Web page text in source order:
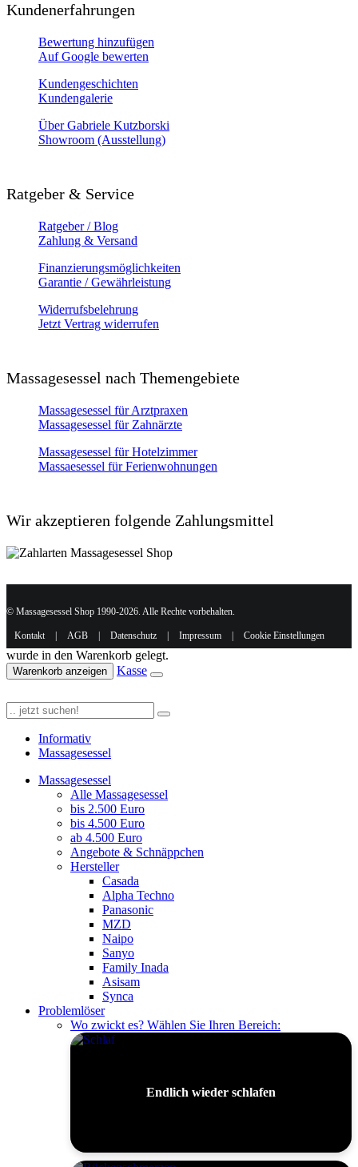
Kundenerfahrungen
Bewertung hinzufügen
Auf Google bewerten
Kundengeschichten
Kundengalerie
Über Gabriele Kutzborski
Showroom (Ausstellung)
Ratgeber & Service
Ratgeber / Blog
Zahlung & Versand
Finanzierungsmöglichkeiten
Garantie / Gewährleistung
Widerrufsbelehrung
Jetzt Vertrag widerrufen
Massagesessel nach Themengebiete
Massagesessel für Arztpraxen
Massagesessel für Zahnärzte
Massagesessel für Hotelzimmer
Massaesessel für Ferienwohnungen
Wir akzeptieren folgende Zahlungsmittel
© Massagesessel Shop 1990-2026. Alle Rechte vorbehalten.
Kontakt | AGB | Datenschutz | Impressum | Cookie Einstellungen
wurde in den Warenkorb gelegt.
Warenkorb anzeigen Kasse
Informativ
Massagesessel
Massagesessel
Alle Massagesessel
bis 2.500 Euro
bis 4.500 Euro
ab 4.500 Euro
Angebote & Schnäppchen
Hersteller
Casada
Alpha Techno
Panasonic
MZD
Naipo
Sanyo
Family Inada
Asisam
Synca
Problemlöser
Wo zwickt es? Wählen Sie Ihren Bereich:
Endlich wieder schlafen